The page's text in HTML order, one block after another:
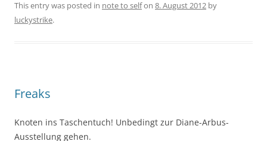
This entry was posted in note to selfon 8. August 2012 by
luckystrike.
Freaks
Knoten ins Taschentuch! Unbedingt zur Diane-Arbus-
Ausstellung gehen.